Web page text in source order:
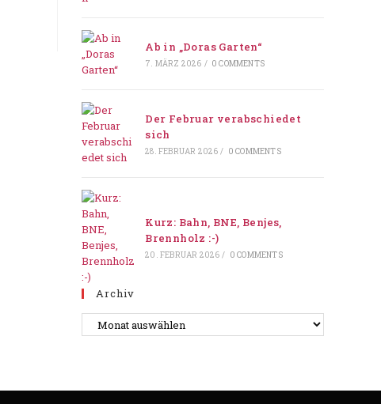
Ab in „Doras Garten“
7. MÄRZ 2026 / 0 COMMENTS
Der Februar verabschiedet
sich
28. FEBRUAR 2026 / 0 COMMENTS
Kurz: Bahn, BNE, Benjes,
Brennholz :-)
20. FEBRUAR 2026 / 0 COMMENTS
Archiv